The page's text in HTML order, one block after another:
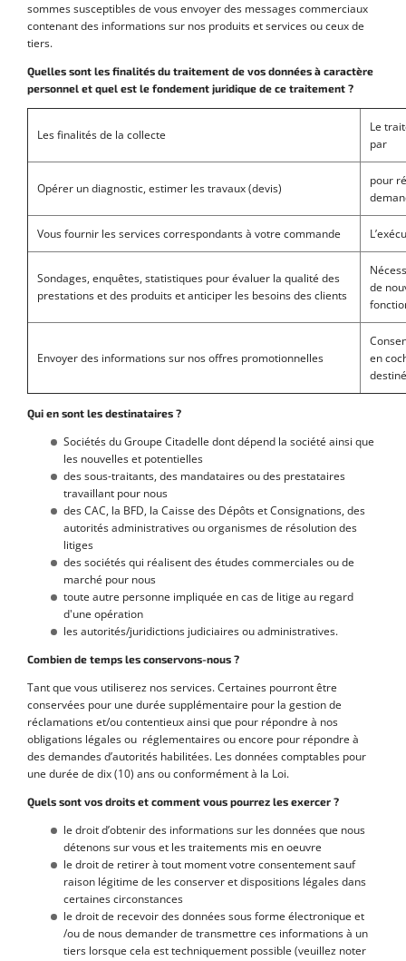
sommes susceptibles de vous envoyer des messages commerciaux
contenant des informations sur nos produits et services ou ceux de
tiers.
Quelles sont les finalités du traitement de vos données à caractère
personnel et quel est le fondement juridique de ce traitement ?
Les finalités de la collecte
Le
par
Opérer un diagnostic, estimer les travaux (devis)
pour
Vous fournir les services correspondants à votre commande
Sondages, enquêtes, statistiques pour évaluer la qualité des
prestations et des produits et anticiper les besoins des clients
de
Envoyer des informations sur nos offres promotionnelles
en
Qui en sont les destinataires ?
Sociétés du Groupe Citadelle dont dépend la société ainsi que
les nouvelles et potentielles
des sous-traitants, des mandataires ou des prestataires
travaillant pour nous
des CAC, la BFD, la Caisse des Dépôts et Consignations, des
autorités administratives ou organismes de résolution des
litiges
des sociétés qui réalisent des études commerciales ou de
marché pour nous
toute autre personne impliquée en cas de litige au regard
d'une opération
les autorités/juridictions judiciaires ou administratives.
Combien de temps les conservons-nous ?
Tant que vous utiliserez nos services. Certaines pourront être
conservées pour une durée supplémentaire pour la gestion de
réclamations et/ou contentieux ainsi que pour répondre à nos
obligations légales ou réglementaires ou encore pour répondre à
des demandes d’autorités habilitées. Les données comptables pour
une durée de dix (10) ans ou conformément à la Loi.
Quels sont vos droits et comment vous pourrez les exercer ?
le droit d’obtenir des informations sur les données que nous
détenons sur vous et les traitements mis en oeuvre
le droit de retirer à tout moment votre consentement sauf
raison légitime de les conserver et dispositions légales dans
certaines circonstances
le droit de recevoir des données sous forme électronique et
/ou de nous demander de transmettre ces informations à un
tiers lorsque cela est techniquement possible (veuillez noter